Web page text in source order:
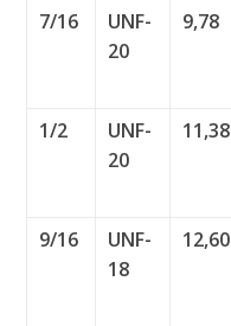
7/16
UNF-
20
9,78
1/2
UNF-
20
11,38
9/16
UNF-
18
12,60